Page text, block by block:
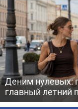
Деним
главный летний